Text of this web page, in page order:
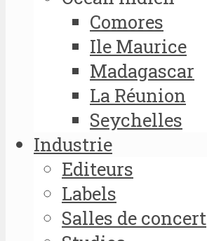
Comores
Ile Maurice
Madagascar
La Réunion
Seychelles
Industrie
Editeurs
Labels
Salles de concert